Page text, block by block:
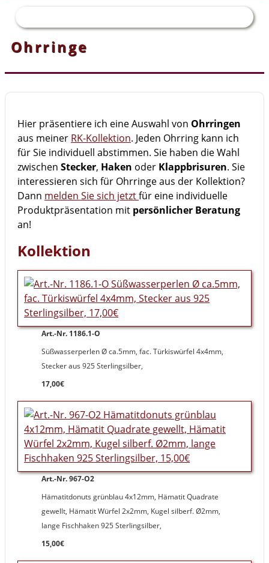
Ohrringe
Hier präsentiere ich eine Auswahl von Ohrringen
aus meiner RK-Kollektion. Jeden Ohrring kann ich
für Sie individuell abstimmen. Sie haben die Wahl
zwischen Stecker, Haken oder Klappbrisuren. Sie
interessieren sich für Ohrringe aus der Kollektion?
Dann melden Sie sich jetztfür eine individuelle
Produktpräsentation mit persönlicher Beratung
an!
Kollektion
Art.-Nr. 1186.1-O
Süßwasserperlen Ø ca.5mm, fac. Türkiswürfel 4x4mm,
Stecker aus 925 Sterlingsilber,
17,00€
Art.-Nr. 967-O2
Hämatitdonuts grünblau 4x12mm, Hämatit Quadrate
gewellt, Hämatit Würfel 2x2mm, Kugel silberf. Ø2mm,
lange Fischhaken 925 Sterlingsilber,
15,00€